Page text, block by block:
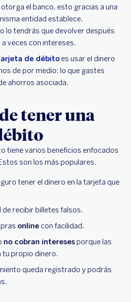
el banco, esto gracias a una
entidad establece.
lo tendrás que devolver después
veces con intereses.
de débito es usar el dinero
de por medio: lo que gastes
ahorros asociada.
tener una
tiene varios beneficios enfocados
son los más populares.
tener el dinero en la tarjeta que
de recibir billetes falsos.
online con facilidad.
no cobran interesesporque las
tu propio dinero.
queda registrado y podrás